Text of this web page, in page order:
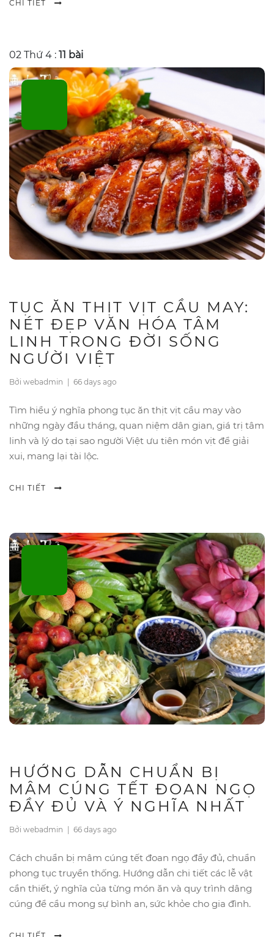
CHI TIẾT
02 Thứ 4 : 11 bài
TỤC ĂN THỊT VỊT CẦU MAY:
NÉT ĐẸP VĂN HÓA TÂM
LINH TRONG ĐỜI SỐNG
NGƯỜI VIỆT
Bởi webadmin | 66 days ago
Tìm hiểu ý nghĩa phong tục ăn thịt vịt cầu may vào
những ngày đầu tháng, quan niệm dân gian, giá trị tâm
linh và lý do tại sao người Việt ưu tiên món vịt để giải
xui, mang lại tài lộc.
CHI TIẾT
HƯỚNG DẪN CHUẨN BỊ
MÂM CÚNG TẾT ĐOAN NGỌ
ĐẦY ĐỦ VÀ Ý NGHĨA NHẤT
Bởi webadmin 66 days ago
Cách chuẩn bị mâm cúng tết đoan ngọ đầy đủ, chuẩn
phong tục truyền thống. Hướng dẫn chi tiết các lễ vật
cần thiết, ý nghĩa của từng món ăn và quy trình dâng
cúng để cầu mong sự bình an, sức khỏe cho gia đình.